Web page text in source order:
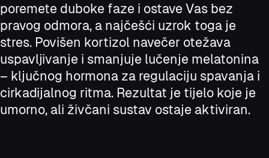
poremete duboke faze i ostave Vas bez
pravog odmora, a najčešći uzrok toga je
stres. Povišen kortizol navečer otežava
uspavljivanje i smanjuje lučenje melatonina
– ključnog hormona za regulaciju spavanja i
cirkadijalnog ritma. Rezultat je tijelo koje je
umorno, ali živčani sustav ostaje aktiviran.